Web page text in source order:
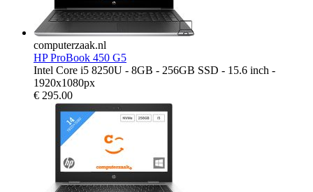
computerzaak.nl
HP ProBook 450 G5
Intel Core i5 8250U - 8GB - 256GB SSD - 15.6 inch -
1920x1080px
€ 295.00